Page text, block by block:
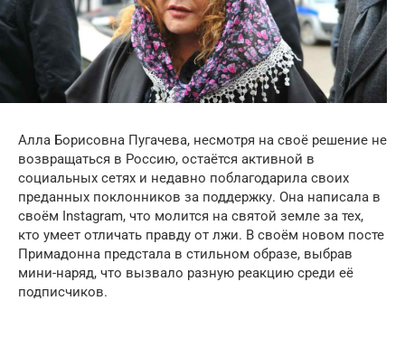
Алла Борисовна Пугачева, несмотря на своё решение не
возвращаться в Россию, остаётся активной в
социальных сетях и недавно поблагодарила своих
преданных поклонников за поддержку. Она написала в
своём Instagram, что молится на святой земле за тех,
кто умеет отличать правду от лжи. В своём новом посте
Примадонна предстала в стильном образе, выбрав
мини-наряд, что вызвало разную реакцию среди её
подписчиков.